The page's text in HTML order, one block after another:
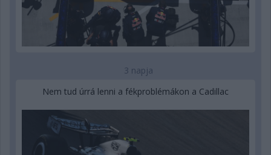
3 napja
Nem tud úrrá lenni a fékproblémákon a Cadillac